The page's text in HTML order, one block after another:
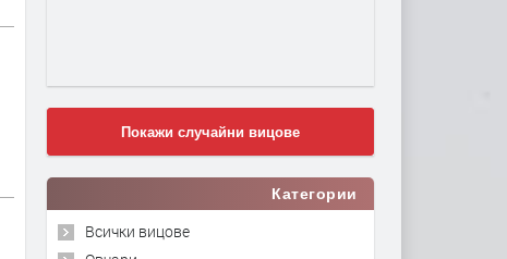
Покажи случайни вицове
Категории
Всички вицове